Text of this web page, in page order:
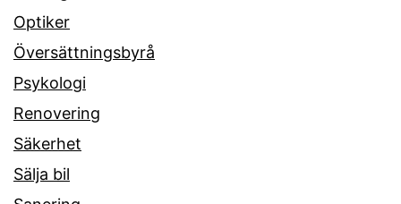
Optiker
Översättningsbyrå
Psykologi
Renovering
Säkerhet
Sälja bil